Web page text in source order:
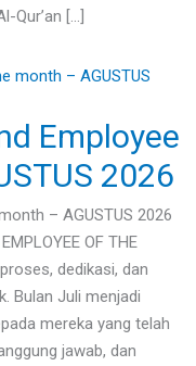
Qur’an […]
Employee
2026
– AGUSTUS 2026
OF THE
dedikasi, dan
Bulan Juli menjadi
mereka yang telah
jawab, dan